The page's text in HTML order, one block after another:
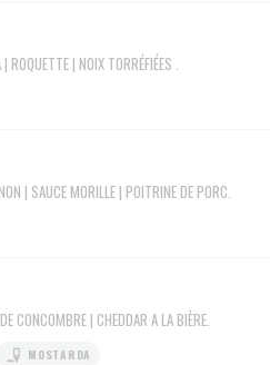
| NOIX TORRÉFIÉES .
| SAUCE MORILLE | POITRINE DE PORC.
CONCOMBRE | CHEDDAR A LA BIÈRE.
MOSTARDA